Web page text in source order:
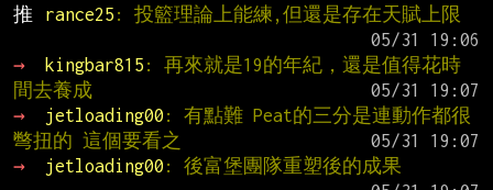
推
rance25 : 投籃理論上能練,但還是存在天賦上限
→
kingbar815 : 再來就是19的年紀，還是值得花時
間去養成
→
jetloading00 : 有點難 Peat的三分是連動作都很
彆扭的 這個要看之
→
jetloading00 : 後富堡團隊重塑後的成果